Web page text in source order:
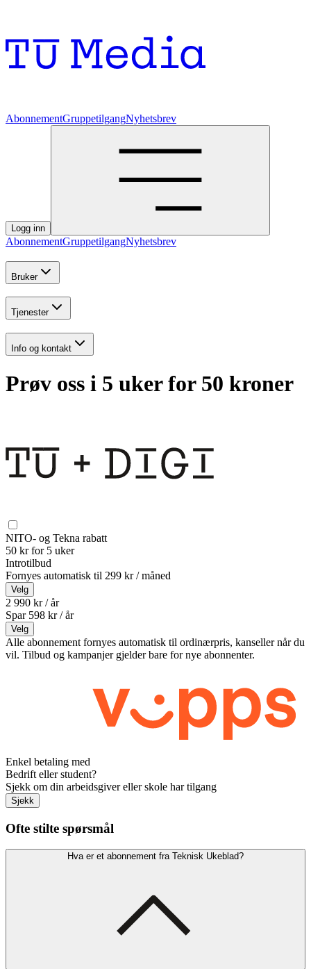
AbonnementGruppetilgangNyhetsbrev
Logg inn
AbonnementGruppetilgangNyhetsbrev
Bruker
Tjenester
Info og kontakt
Prøv oss i 5 uker for 50 kroner
NITO- og Tekna rabatt
50 kr for 5 uker
Introtilbud
Fornyes automatisk til 299 kr / måned
Velg
2 990 kr / år
Spar 598 kr /år
Velg
Alle abonnement fornyes automatisk til ordinærpris, kanseller når du
vil. Tilbud og kampanjer gjelder bare for nye abonnenter.
Enkel betaling med
Bedrift eller student?
Sjekk om din arbeidsgiver eller skole har tilgang
Sjekk
Ofte stilte spørsmål
Hva er et abonnement fra Teknisk Ukeblad?